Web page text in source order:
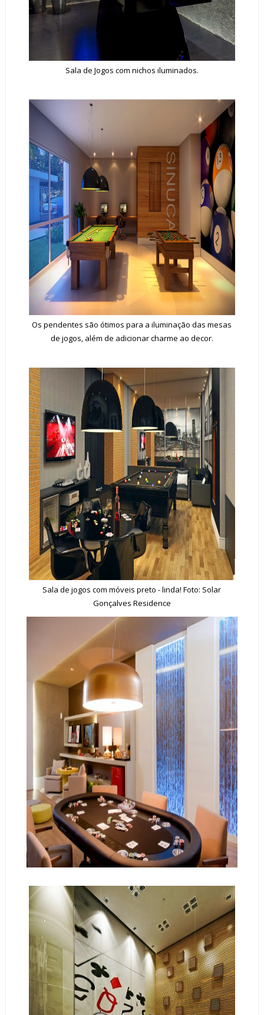
Sala de Jogos com nichos iluminados.
Os pendentes são ótimos para a iluminação das mesas
de jogos, além de adicionar charme ao decor.
Sala de jogos com móveis preto - linda! Foto: Solar
Gonçalves Residence